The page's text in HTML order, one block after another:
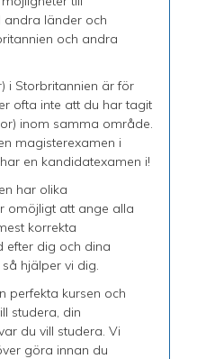
andra länder och
och andra
i Storbritannien är för
ofta inte att du har tagit
inom samma område.
magisterexamen i
en kandidatexamen i!
har olika
omöjligt att ange alla
korrekta
efter dig och dina
hjälper vi dig.
perfekta kursen och
studera, din
du vill studera. Vi
göra innan du